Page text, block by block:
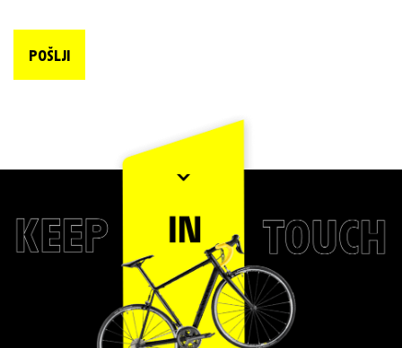
POŠLJI